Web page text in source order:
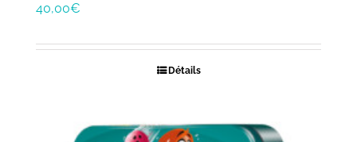
40,00€
Détails